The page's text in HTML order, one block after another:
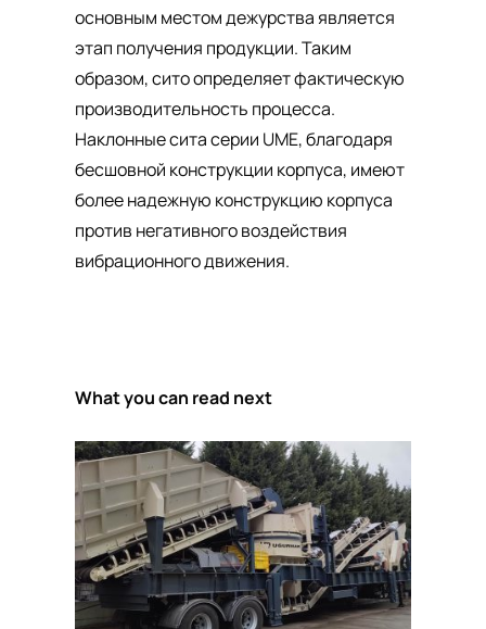
основным местом дежурства является
этап получения продукции. Таким
образом, сито определяет фактическую
производительность процесса.
Наклонные сита серии UME, благодаря
бесшовной конструкции корпуса, имеют
более надежную конструкцию корпуса
против негативного воздействия
вибрационного движения.
What you can read next